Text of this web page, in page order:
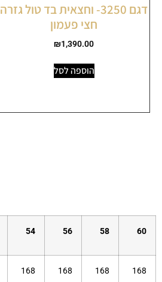
דגם 3250- וחצאית בד טול גזרה
חצי פעמון
₪1,390.00
הוספה לסל
60
58
56
54
168
168
168
168